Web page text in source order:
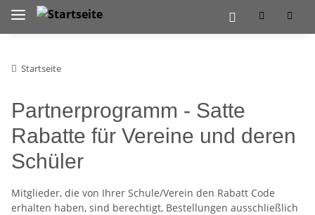
Startseite
Partnerprogramm - Satte
Rabatte für Vereine und deren
Schüler
Mitglieder, die von Ihrer Schule/Verein den Rabatt Code
erhalten haben, sind berechtigt, Bestellungen ausschließlich